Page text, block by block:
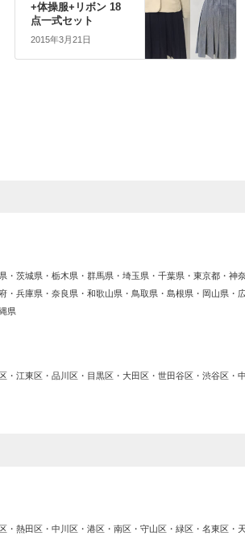
+体操服+リボン 18
点一式セット
2015年3月21日
茨城県・栃木県・群馬県・埼玉県・千葉県・東京都・神
兵庫県・奈良県・和歌山県・鳥取県・島根県・岡山県・
県
江東区・品川区・目黒区・大田区・世田谷区・渋谷区・
・熱田区・中川区・港区・南区・守山区・緑区・名東区・